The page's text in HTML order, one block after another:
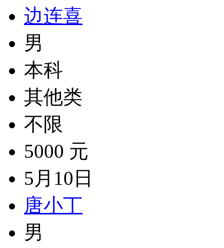
边连喜
男
本科
其他类
不限
5000 元
5月10日
唐小丁
男